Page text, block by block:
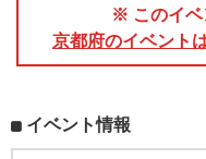
※ このイベ
京都府のイベント
イベント情報